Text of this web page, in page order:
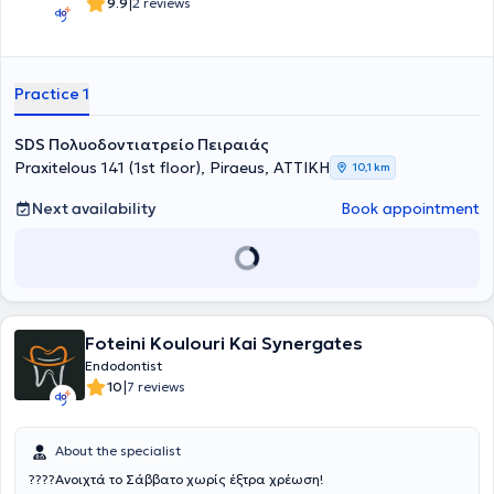
patients from 2002 to the present.
Practice 1
SDS Πολυοδοντιατρείο Πειραιάς
Praxitelous 141 (1st floor), Piraeus, ΑΤΤΙΚΗ
10,1 km
Next availability Book appointment
Foteini Koulouri Kai Synergates
Endodontist
10|7 reviews
About the specialist
????Ανοιχτά το Σάββατο χωρίς έξτρα χρέωση!